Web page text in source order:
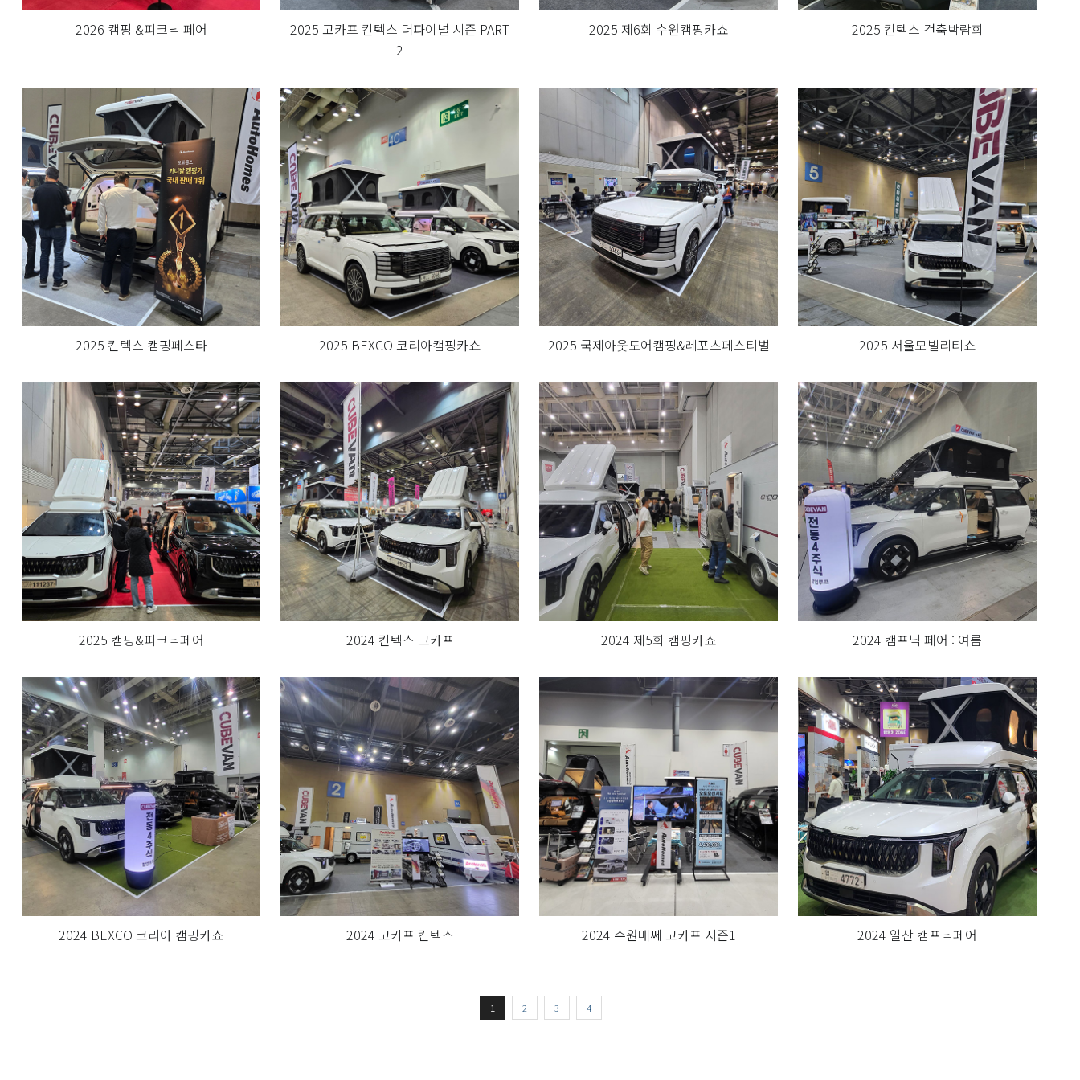
2026 캠핑 &피크닉 페어
2025 고카프 킨텍스 더파이널 시즌 PART
2
2025 제6회 수원캠핑카쇼 2025 킨텍스 건축박람회
2025 킨텍스 캠핑페스타 2025 BEXCO 코리아캠핑카쇼 2025 국제아웃도어캠핑&레포츠페스티벌 2025 서울모빌리티쇼
2025 캠핑&피크닉페어 2024 킨텍스 고카프 2024 제5회 캠핑카쇼 2024 캠프닉 페어 : 여름
2024 BEXCO 코리아 캠핑카쇼 2024 고카프 킨텍스 2024 수원매쎄 고카프 시즌1 2024 일산 캠프닉페어
1 2 3 4